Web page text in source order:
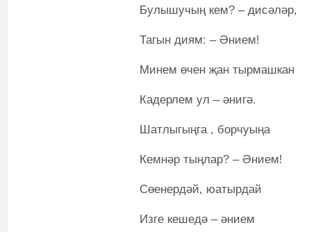
Булышучың кем? – дисәләр,
Тагын диям: – Әнием!
Минем өчен җан тырмашкан
Кадерлем ул – әнигә.
Шатлыгыңга , борчуыңа
Кемнәр тыңлар? – Әнием!
Сөенердәй, юатырдай
Изге кешедә – әнием